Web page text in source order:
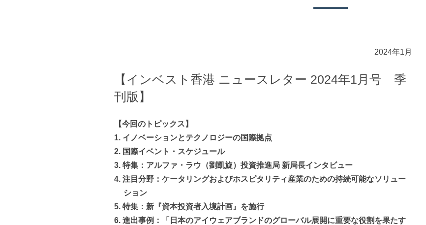
2024年1月
【インベスト香港 ニュースレター 2024年1月号 季
刊版】
【今回のトピックス】
1. イノベーションとテクノロジーの国際拠点
2. 国際イベント・スケジュール
3. 特集：アルファ・ラウ（劉凱旋）投資推進局 新局長インタビュー
4. 注目分野：ケータリングおよびホスピタリティ産業のための持続可能なソリュー
ション
5. 特集：新『資本投資者入境計画』を施行
6. 進出事例：「日本のアイウェアブランドのグローバル展開に重要な役割を果たす